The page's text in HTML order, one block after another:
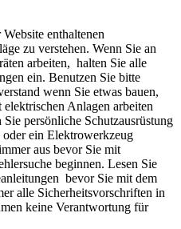
enthaltenen
zu verstehen. Wenn Sie an
arbeiten, halten Sie alle
ein. Benutzen Sie bitte
wenn Sie etwas bauen,
Anlagen arbeiten
persönliche Schutzausrüstung
oder ein Elektrowerkzeug
aus bevor Sie mit
beginnen. Lesen Sie
bevor Sie mit dem
alle Sicherheitsvorschriften in
keine Verantwortung für